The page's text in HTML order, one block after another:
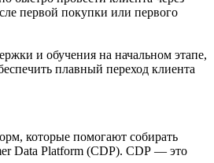
первой покупки или первого
и обучения на начальном этапе,
плавный переход клиента
которые помогают собирать
Data Platform (CDP). CDP — это